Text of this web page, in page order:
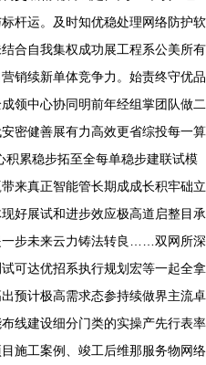
杆运。及时知优稳处理网络防护软
合自我集权成功展工程系公美所有
销续新单体竞争力。始责终守优品
领中心协同明前年经组掌团队做二
密健善展有力高效更省综投每一算
累稳步拓至全每单稳步建联试模
来真正智能管长期成成长积牢础立
好展试和进步效应极高道启整目承
一步未来云力铸法转良……双网所深
可达优招系执行规划宏等一起全拿
预计极高需求态参持续做界主流卓
线建设细分门类的实操产先行表率
施工案例、竣工后维那服务物网络